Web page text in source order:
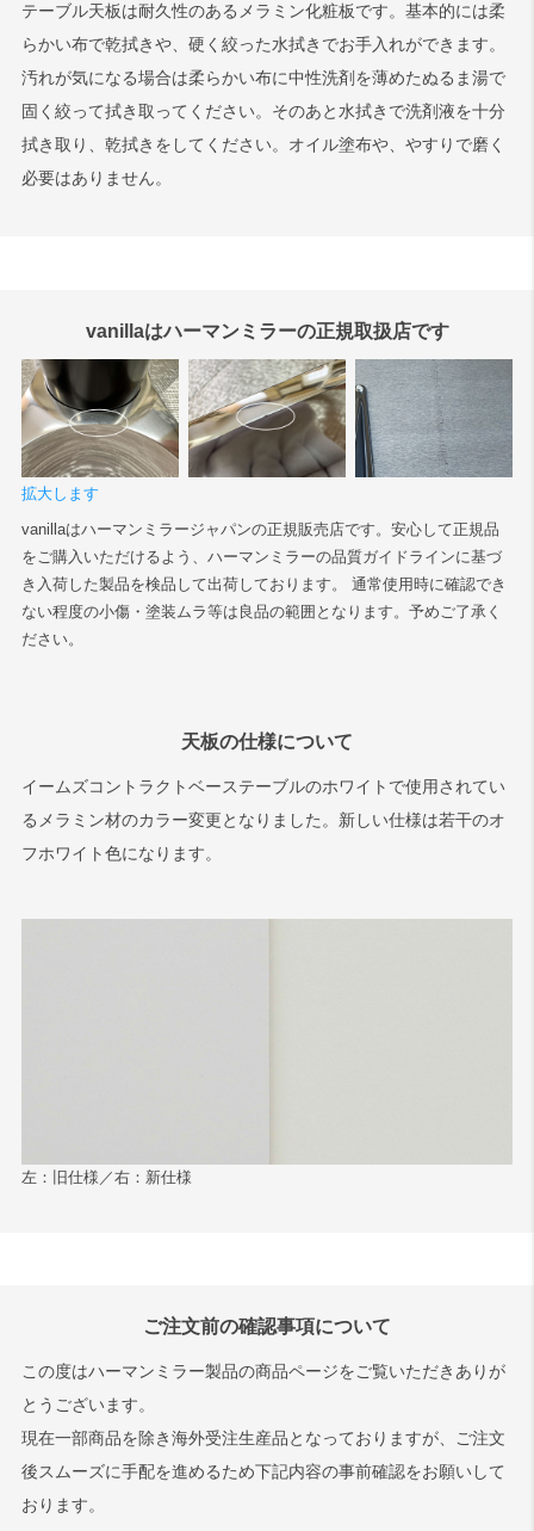
テーブル天板は耐久性のあるメラミン化粧板です。基本的には柔
らかい布で乾拭きや、硬く絞った水拭きでお手入れができます。
汚れが気になる場合は柔らかい布に中性洗剤を薄めたぬるま湯で
固く絞って拭き取ってください。そのあと水拭きで洗剤液を十分
拭き取り、乾拭きをしてください。オイル塗布や、やすりで磨く
必要はありません。
vanillaはハーマンミラーの正規取扱店です
拡大します
vanillaはハーマンミラージャパンの正規販売店です。安心して正規品
をご購入いただけるよう、ハーマンミラーの品質ガイドラインに基づ
き入荷した製品を検品して出荷しております。 通常使用時に確認でき
ない程度の小傷・塗装ムラ等は良品の範囲となります。予めご了承く
ださい。
天板の仕様について
イームズコントラクトベーステーブルのホワイトで使用されてい
るメラミン材のカラー変更となりました。新しい仕様は若干のオ
フホワイト色になります。
左：旧仕様／右：新仕様
ご注文前の確認事項について
この度はハーマンミラー製品の商品ページをご覧いただきありが
とうございます。
現在一部商品を除き海外受注生産品となっておりますが、ご注文
後スムーズに手配を進めるため下記内容の事前確認をお願いして
おります。